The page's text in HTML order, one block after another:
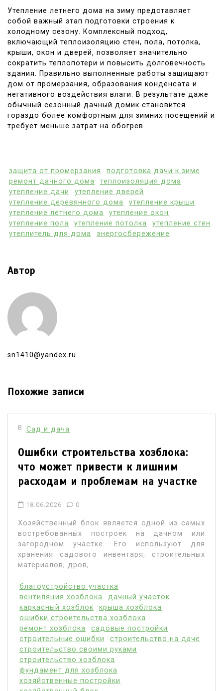
Утепление летнего дома на зиму представляет
собой важный этап подготовки строения к
холодному сезону. Комплексный подход,
включающий теплоизоляцию стен, пола, потолка,
крыши, окон и дверей, позволяет значительно
сократить теплопотери и повысить долговечность
здания. Правильно выполненные работы защищают
дом от промерзания, образования конденсата и
негативного воздействия влаги. В результате даже
обычный сезонный дачный домик становится
гораздо более комфортным для зимних посещений и
требует меньше затрат на обогрев.
защита от промерзания
подготовка дачи к зиме
ремонт дачного дома
теплоизоляция дома
утепление дачи
утепление дверей
утепление деревянного дома
утепление крыши
утепление летнего дома
утепление окон
утепление пола
утепление потолка
утепление стен
утеплитель для дома
энергосбережение
Автор
sn1410@yandex.ru
Похожие записи
В Сад и дача
Ошибки строительства хозблока:
что может привести к лишним
расходам и проблемам на участке
18.06.2026 0
Хозяйственный блок является одной из самых
востребованных построек на дачном или
загородном участке. Его используют для
хранения садового инвентаря, строительных
материалов, дров,...
благоустройство участка
вентиляция хозблока
дачный участок
каркасный хозблок
крыша хозблока
ошибки строительства хозблока
ремонт хозблока
садовые постройки
строительные ошибки
строительство на даче
строительство своими руками
строительство хозблока
фундамент для хозблока
хозяйственные постройки